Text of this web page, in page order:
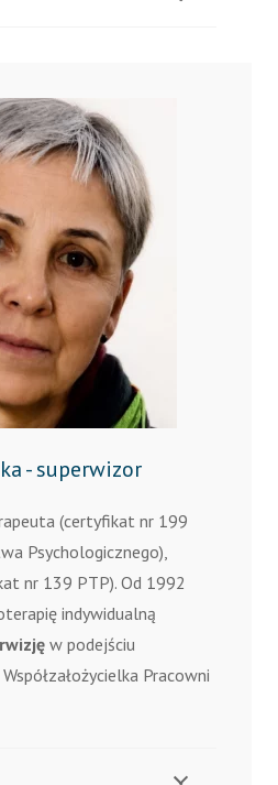
- superwizor
(certyfikat nr 199
Psychologicznego),
nr 139 PTP). Od 1992
indywidualną
w podejściu
Pracowni